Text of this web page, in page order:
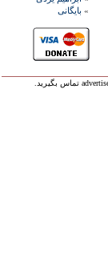
» بايگانی